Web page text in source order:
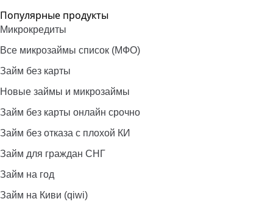
Популярные продукты
Микрокредиты
Все микрозаймы список (МФО)
Займ без карты
Новые займы и микрозаймы
Займ без карты онлайн срочно
Займ без отказа с плохой КИ
Займ для граждан СНГ
Займ на год
Займ на Киви (qiwi)